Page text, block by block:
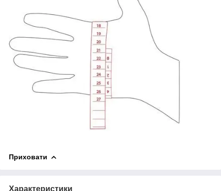
Приховати
Характеристики